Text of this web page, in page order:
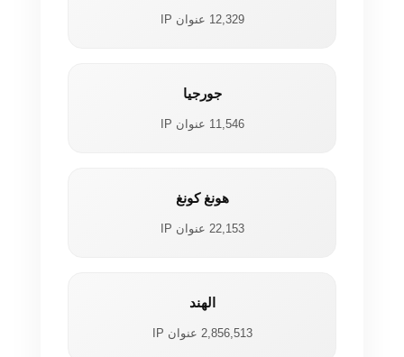
12,329 عنوان IP
جورجيا
11,546 عنوان IP
هونغ كونغ
22,153 عنوان IP
الهند
2,856,513 عنوان IP